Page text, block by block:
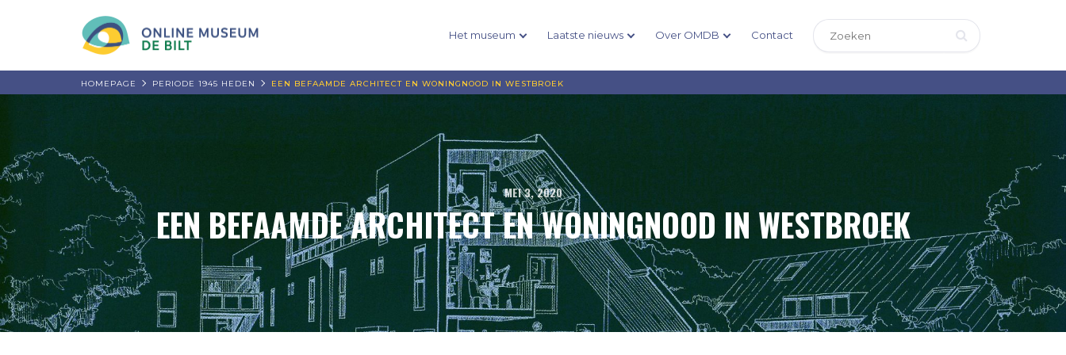
Het museum Laatste nieuws Over OMDB Contact
HOMEPAGE PERIODE 1945 HEDEN EEN BEFAAMDE ARCHITECT EN WONINGNOOD IN WESTBROEK
MEI 3, 2020
EEN BEFAAMDE ARCHITECT EN WONINGNOOD IN WESTBROEK